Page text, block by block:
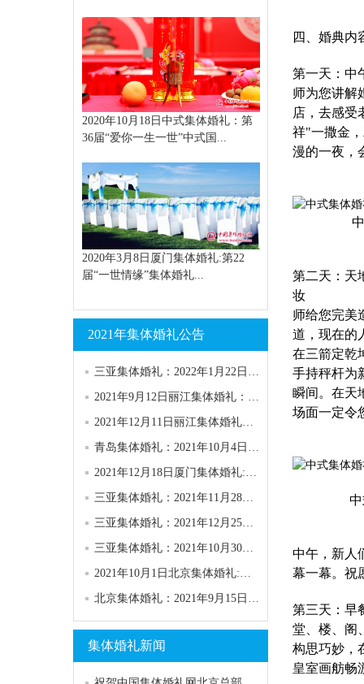
2020年10月18日中式集体婚礼：第
36届“爱你一生一世”中式国...
2020年3月8日厦门集体婚礼:第22
届“一世情缘”集体婚礼...
2021年集体婚礼公告
集体婚礼新闻
四、婚典内
第一天 ： 中
师为您讲解
店，去感受
祥"一撒金
漫的一夜，
中式集
第二天 ： 天
妆
师给您完美
道，现在的
在三箭定乾
手持秤杆为
瞬间。 在天
场面一定令
中式集
中午，新人
幕一幕。祝
第三天：早
堂、楼、阁
构思巧妙，
皇室画舫畅